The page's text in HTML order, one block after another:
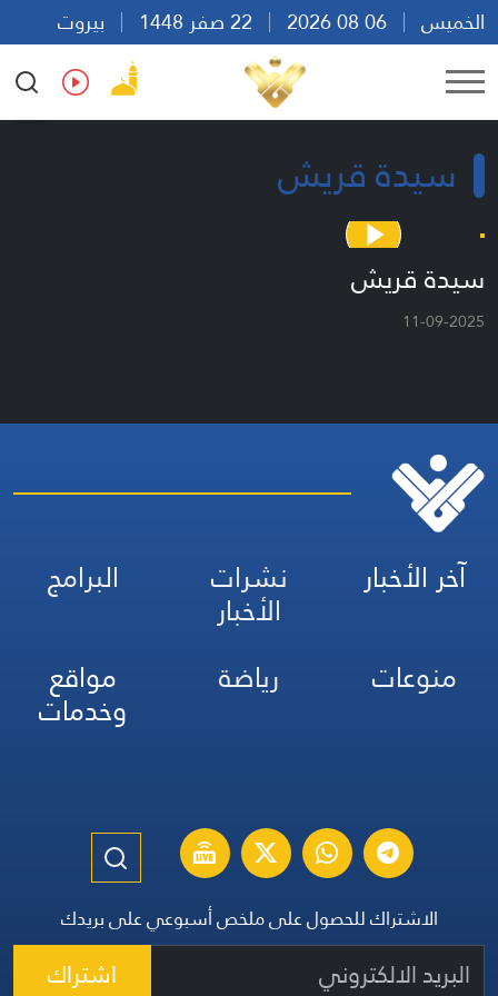
الخميس
بيروت
13:15
Ar En Fr Es
سيدة قريش
سيدة قريش
11-09-2025
آخر الأخبار نشرات
الأخبار
البرامج
منوعات
رياضة مواقع
وخدمات
الاشتراك للحصول على ملخص أسبوعي على بريدك
اشتراك